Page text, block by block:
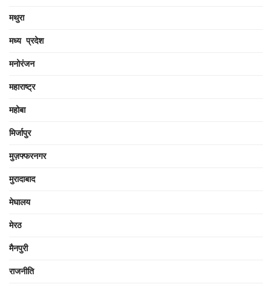
मथुरा
मध्य प्रदेश
मनोरंजन
महाराष्ट्र
महोबा
मिर्जापुर
मुज़फ्फरनगर
मुरादाबाद
मेघालय
मेरठ
मैनपुरी
राजनीति